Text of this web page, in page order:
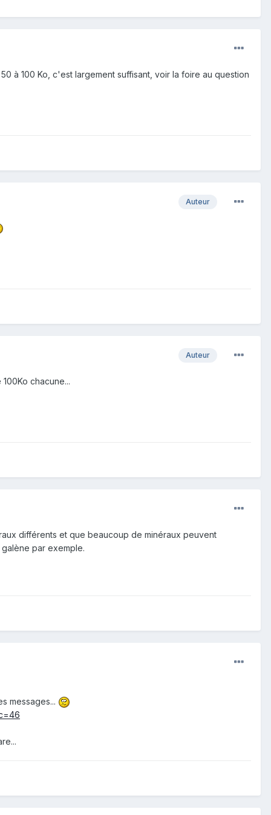
à 100 Ko, c'est largement suffisant, voir la foire au question
Auteur
Auteur
chacune...
différents et que beaucoup de minéraux peuvent
par exemple.
messages...